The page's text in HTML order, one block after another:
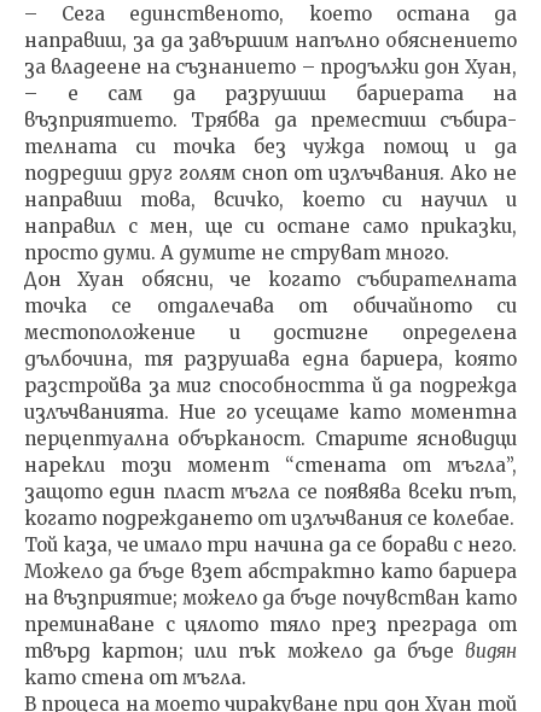
– Сега единственото, което остана да
направиш, за да завършим напълно обяснението
за владеене на съз­нанието – продължи дон Хуан,
– е сам да разрушиш ба­риерата на
възприятието. Трябва да преместиш събира­
телната си точка без чужда помощ и да
подредиш друг голям сноп от излъчвания. Ако не
направиш това, всичко, което си научил и
направил с мен, ще си остане само приказки,
просто думи. А думите не струват много.
Дон Хуан обясни, че когато събирателната
точка се отдалечава от обичайното си
местоположение и достиг­не определена
дълбочина, тя разрушава една бариера, която
разстройва за миг способността й да подрежда
из­лъчванията. Ние го усещаме като моментна
перцептуална обърканост. Старите ясновидци
нарекли този момент “стената от мъгла”,
защото един пласт мъгла се появява всеки път,
когато подреждането от излъчвания се коле­бае.
Той каза, че имало три начина да се борави с него.
Можело да бъде взет абстрактно като бариера
на възп­риятие; можело да бъде почувстван като
преминаване с цялото тяло през преграда от
твърд картон; или пък мо­жело да бъде видян
като стена от мъгла.
В процеса на моето чиракуване при дон Хуан той